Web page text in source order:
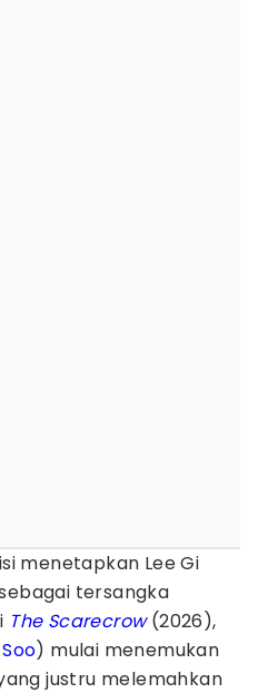
menetapkan Lee Gi
tersangka
The Scarecrow(2026),
) mulai menemukan
justru melemahkan